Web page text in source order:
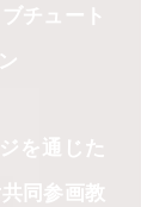
チュート
を通じた
同参画教